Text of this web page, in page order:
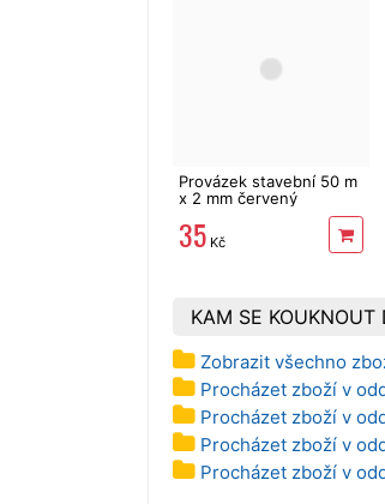
Provázek stavební 50 m
x 2 mm červený
35 Kč
KAM SE KOUKNOUT
Zobrazit všechno
Procházet zboží v
Procházet zboží v
Procházet zboží v
Procházet zboží v